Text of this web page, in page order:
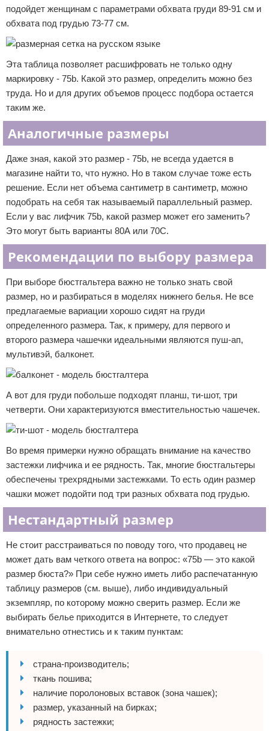
подойдет женщинам с параметрами обхвата груди 89-91 см и
обхвата под грудью 73-77 см.
Эта таблица позволяет расшифровать не только одну
маркировку - 75b. Какой это размер, определить можно без
труда. Но и для других объемов процесс подбора остается
таким же.
Аналогичные размеры
Даже зная, какой это размер - 75b, не всегда удается в
магазине найти то, что нужно. Но в таком случае тоже есть
решение. Если нет объема сантиметр в сантиметр, можно
подобрать на себя так называемый параллельный размер.
Если у вас лифчик 75b, какой размер может его заменить?
Это могут быть варианты 80А или 70С.
Рекомендации по выбору размера
При выборе бюстгальтера важно не только знать свой
размер, но и разбираться в моделях нижнего белья. Не все
предлагаемые вариации хорошо сидят на груди
определенного размера. Так, к примеру, для первого и
второго размера чашечки идеальными являются пуш-ап,
мультивэй, балконет.
А вот для груди побольше подходят планш, ти-шот, три
четверти. Они характеризуются вместительностью чашечек.
Во время примерки нужно обращать внимание на качество
застежки лифчика и ее рядность. Так, многие бюстгальтеры
обеспечены трехрядными застежками. То есть один размер
чашки может подойти под три разных обхвата под грудью.
Нестандартный размер
Не стоит расстраиваться по поводу того, что продавец не
может дать вам четкого ответа на вопрос: «75b — это какой
размер бюста?» При себе нужно иметь либо распечатанную
таблицу размеров (см. выше), либо индивидуальный
экземпляр, по которому можно сверить размер. Если же
выбирать белье приходится в Интернете, то следует
внимательно отнестись и к таким пунктам:
страна-производитель;
ткань пошива;
наличие поролоновых вставок (зона чашек);
размер, указанный на бирках;
рядность застежки;